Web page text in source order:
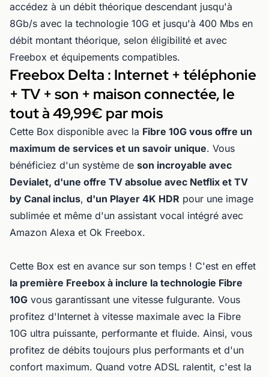
accédez à un débit théorique descendant jusqu'à
8Gb/s avec la technologie 10G et jusqu'à 400 Mbs en
débit montant théorique, selon éligibilité et avec
Freebox et équipements compatibles.
Freebox Delta : Internet + téléphonie
+ TV + son + maison connectée, le
tout à 49,99€ par mois
Cette Box disponible avec la Fibre 10G vous offre un
maximum de services et un savoir unique. Vous
bénéficiez d'un système de son incroyable avec
Devialet, d'une offre TV absolue avec Netflix et TV
by Canal inclus, d'un Player 4K HDR pour une image
sublimée et même d'un assistant vocal intégré avec
Amazon Alexa et Ok Freebox.
Cette Box est en avance sur son temps ! C'est en effet
la première Freebox à inclure la technologie Fibre
10G vous garantissant une vitesse fulgurante. Vous
profitez d'Internet à vitesse maximale avec la Fibre
10G ultra puissante, performante et fluide. Ainsi, vous
profitez de débits toujours plus performants et d'un
confort maximum. Quand votre ADSL ralentit, c'est la